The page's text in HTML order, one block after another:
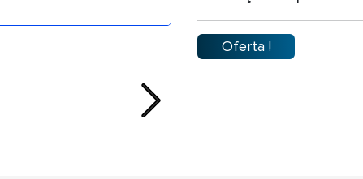
Next
Oferta !